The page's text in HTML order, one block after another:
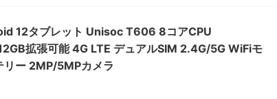
12タブレット Unisoc T606 8コアCPU
拡張可能 4G LTE デュアルSIM 2.4G/5G WiFiモ
ー 2MP/5MPカメラ